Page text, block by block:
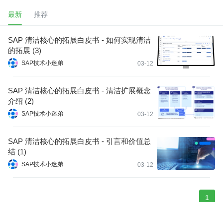
最新 推荐
SAP 清洁核心的拓展白皮书 - 如何实现清洁
的拓展 (3)
SAP技术小迷弟 03-12
SAP 清洁核心的拓展白皮书 - 清洁扩展概念
介绍 (2)
SAP技术小迷弟 03-12
SAP 清洁核心的拓展白皮书 - 引言和价值总
结 (1)
SAP技术小迷弟 03-12
1